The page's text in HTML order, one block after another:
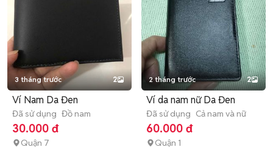
3 tháng trước 2
Ví Nam Da Đen
Đã sử dụng Đồ nam
30.000 đ
Quận 7
2 tháng trước 2
Ví da nam nữ Da Đen
Đã sử dụng Cả nam và nữ
60.000 đ
Quận 1